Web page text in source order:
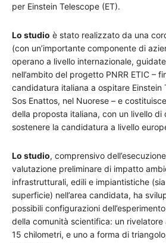
per Einstein Telescope (ET).
Lo studio è stato realizzato da una
(con un’importante componente di
operano a livello internazionale,
nell’ambito del progetto PNRR ETIC –
candidatura italiana a ospitare Einstein
Sos Enattos, nel Nuorese – e
della proposta italiana, con un livello
sostenere la candidatura a livello
Lo studio, comprensivo
valutazione preliminare di impatto
infrastrutturali, edili e impiantistiche
superficie) nell’area candidata, ha
possibili configurazioni
della comunità scientifica: un
15 chilometri, e uno a forma di